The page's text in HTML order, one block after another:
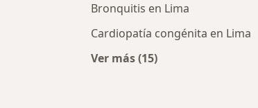
Bronquitis en Lima
Cardiopatía congénita en Lima
Ver más (15)